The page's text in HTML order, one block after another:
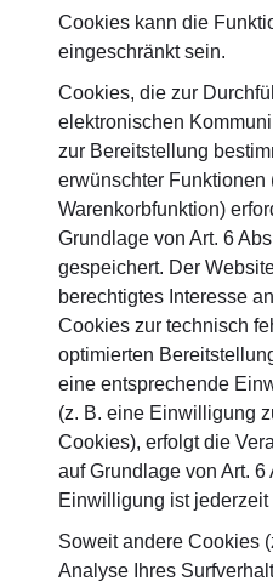
Cookies kann die
eingeschränkt sein.
Cookies, die zur
elektronischen
zur Bereitstellung
erwünschter Funktionen
Warenkorbfunktion)
Grundlage von Art. 6
gespeichert. Der
berechtigtes Interesse
Cookies zur technisch
optimierten
eine entsprechende
(z. B. eine Einwilligung
Cookies), erfolgt die
auf Grundlage von Art.
Einwilligung ist jederzeit
Soweit andere Cookies
Analyse Ihres